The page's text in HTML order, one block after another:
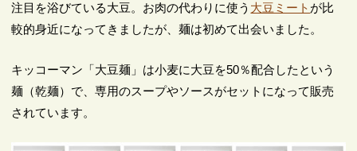
注目を浴びている大豆。お肉の代わりに使う 大豆ミート が比
較的身近になってきましたが、麺は初めて出会いました。
キッコーマン「大豆麺」は小麦に大豆を50％配合したという
麺（乾麺）で、専用のスープやソースがセットになって販売
されています。